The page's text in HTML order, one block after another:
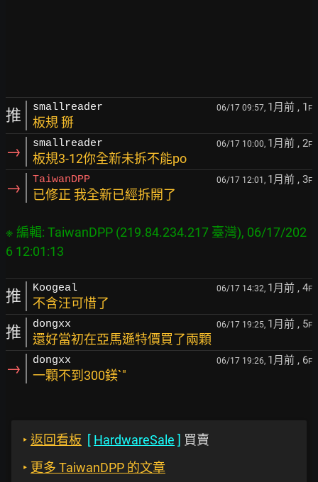
推 smallreader 06/17 09:57, 1月前 , 1 F
板規 掰
→ smallreader 06/17 10:00, 1月前 , 2F
板規3-12你全新未拆不能po
→ TaiwanDPP 06/17 12:01, 1月前 , 3F
已修正 我全新已經拆開了
※ 編輯: TaiwanDPP (219.84.234.217 臺灣), 06/17/202
推 Koogeal 06/17 14:32, 1月前 , 4F
不含汪可惜了
推 dongxx 06/17 19:25, 1月前 , 5F
還好當初在亞馬遜特價買了兩顆
→ dongxx 06/17 19:26, 1月前 , 6F
一顆不到300鎂`"
‣ 返回看板 [ HardwareSale ] 買賣
‣ 更多 TaiwanDPP 的文章